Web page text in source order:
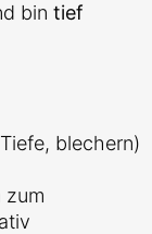
bin tief
blechern)
zum